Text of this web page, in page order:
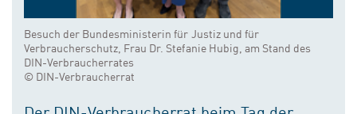
Besuch der Bundesministerin für Justiz und für
Verbraucherschutz, Frau Dr. Stefanie Hubig, am Stand des
DIN-Verbraucherrates
© DIN-Verbraucherrat